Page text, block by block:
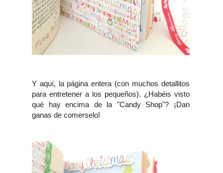
Y aquí, la página entera (con muchos detallitos
para entretener a los pequeños). ¿Habéis visto
qué hay encima de la "Candy Shop"? ¡Dan
ganas de comerselo!